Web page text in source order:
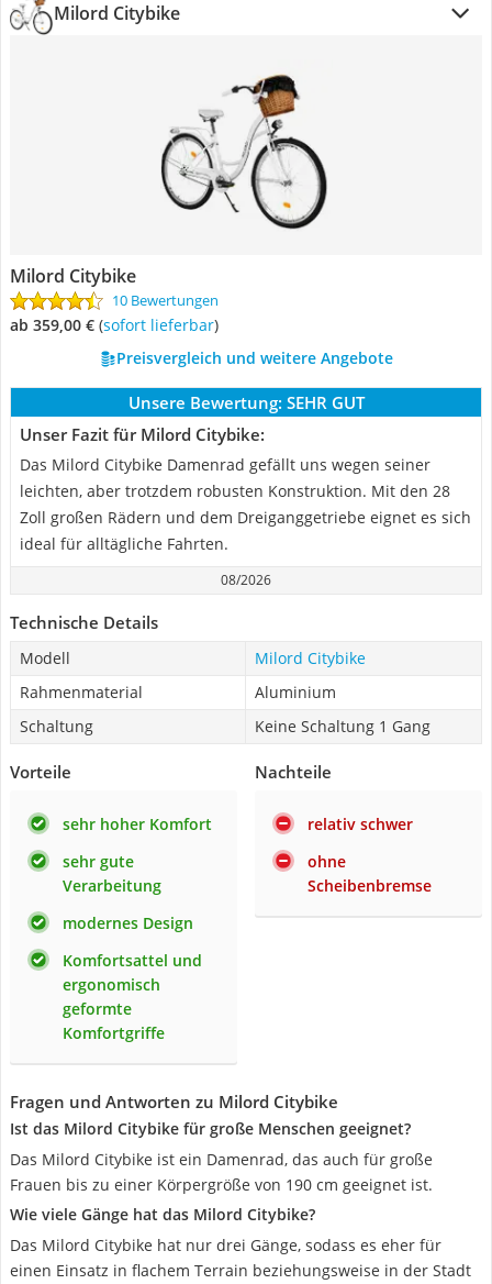
Milord Citybike
Milord Citybike
10 Bewertungen
ab 359,00 € ( Sofort lieferbar)
Preisvergleich und weitere Angebote
Unsere Bewertung: SEHR GUT
Unser Fazit für Milord Citybike:
Das Milord Citybike Damenrad gefällt uns wegen seiner
leichten, aber trotzdem robusten Konstruktion. Mit den 28
Zoll großen Rädern und dem Dreiganggetriebe eignet es sich
ideal für alltägliche Fahrten.
08/2026
Technische Details
Modell
Milord Citybike
Rahmenmaterial
Aluminium
Schaltung
Keine Schaltung 1 Gang
Vorteile
sehr hoher Komfort
sehr gute
Verarbeitung
modernes Design
Komfortsattel und
ergonomisch
geformte
Komfortgriffe
Nachteile
relativ schwer
ohne
Scheibenbremse
Fragen und Antworten zu Milord Citybike
Ist das Milord Citybike für große Menschen geeignet?
Das Milord Citybike ist ein Damenrad, das auch für große
Frauen bis zu einer Körpergröße von 190 cm geeignet ist.
Wie viele Gänge hat das Milord Citybike?
Das Milord Citybike hat nur drei Gänge, sodass es eher für
einen Einsatz in flachem Terrain beziehungsweise in der Stadt